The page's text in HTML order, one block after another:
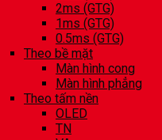
2ms (GTG)
1ms (GTG)
0.5ms (GTG)
Theo bề mặt
Màn hình cong
Màn hình phẳng
Theo tấm nền
OLED
TN